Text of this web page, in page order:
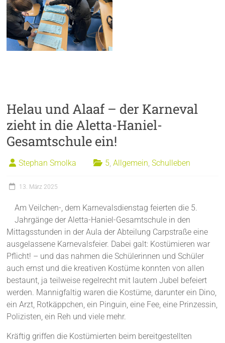
Helau und Alaaf – der Karneval
zieht in die Aletta-Haniel-
Gesamtschule ein!
Stephan Smolka 5,Allgemein,Schulleben
13. März 2025
Am Veilchen-, dem Karnevalsdienstag feierten die 5.
Jahrgänge der Aletta-Haniel-Gesamtschule in den
Mittagsstunden in der Aula der Abteilung Carpstraße eine
ausgelassene Karnevalsfeier. Dabei galt: Kostümieren war
Pflicht! – und das nahmen die Schülerinnen und Schüler
auch ernst und die kreativen Kostüme konnten von allen
bestaunt, ja teilweise regelrecht mit lautem Jubel befeiert
werden. Mannigfaltig waren die Kostüme, darunter ein Dino,
ein Arzt, Rotkäppchen, ein Pinguin, eine Fee, eine Prinzessin,
Polizisten, ein Reh und viele mehr.
Kräftig griffen die Kostümierten beim bereitgestellten